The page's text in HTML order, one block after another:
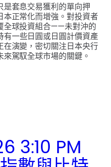
是套息交易獲利的單向押
正常化而增強。對投資者
全球投資組合——未對沖的
有一些日圓或日圓計價資產
演變，密切關注日本央行
駕馭全球市場的關鍵。
3:10 PM